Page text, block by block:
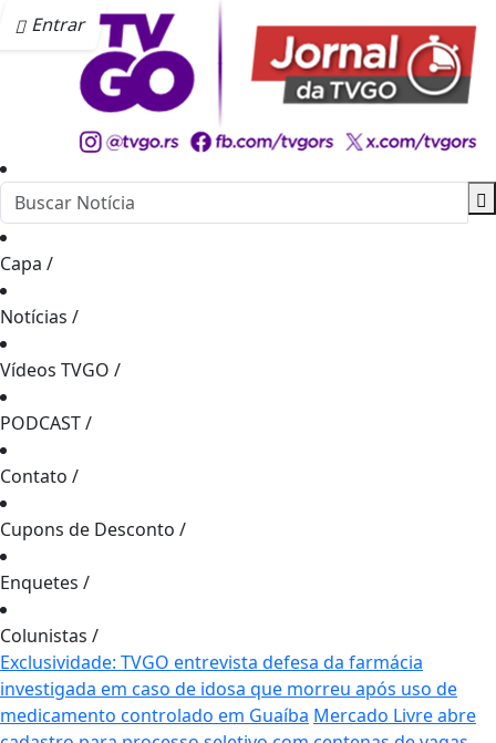
Entrar
Capa /
Notícias /
Vídeos TVGO /
PODCAST/
Contato /
Cupons de Desconto /
Enquetes /
Colunistas /
Exclusividade: TVGO entrevista defesa da farmácia
investigada em caso de idosa que morreu após uso de
medicamento controlado em Guaíba Mercado Livre abre